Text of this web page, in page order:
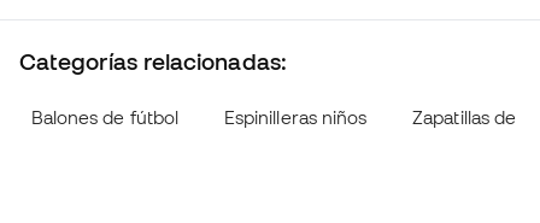
Categorías relacionadas:
Balones de fútbol Espinilleras niños Zapatillas de